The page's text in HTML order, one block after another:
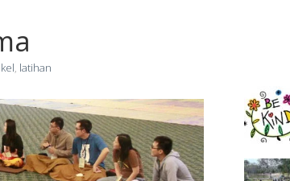
, latihan